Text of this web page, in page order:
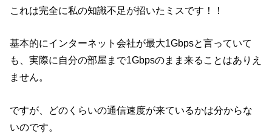
これは完全に私の知識不足が招いたミスです！！
基本的にインターネット会社が最大1Gbpsと言っていて
も、実際に自分の部屋まで1Gbpsのまま来ることはありえ
ません。
ですが、どのくらいの通信速度が来ているかは分からな
いのです。